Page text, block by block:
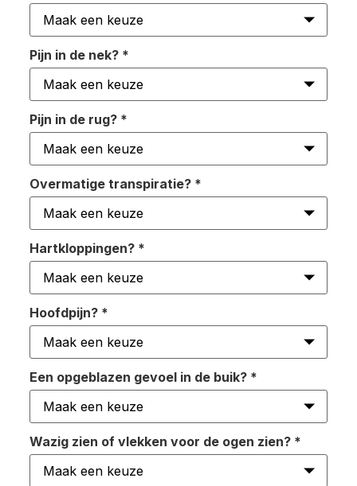
Pijn in de nek? *
Pijn in de rug? *
Overmatige transpiratie? *
Hartkloppingen? *
Hoofdpijn? *
Een opgeblazen gevoel in de buik? *
Wazig zien of vlekken voor de ogen zien? *